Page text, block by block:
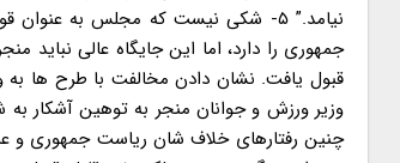
نیامد.” ۵- شکی نیست که مجلس به
جمهوری را دارد، اما این جایگاه عالی نباید
قبول یافت. نشان دادن مخالفت با طرح ها
وزیر ورزش و جوانان منجر به توهین آشکار
چنین رفتارهای خلاف شان ریاست جمهوری و